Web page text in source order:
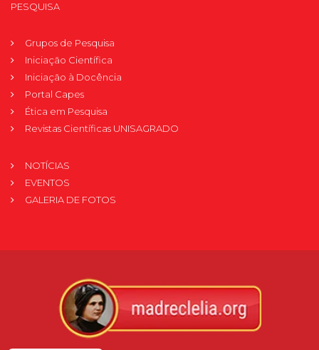
PESQUISA
Grupos de Pesquisa
Iniciação Científica
Iniciação à Docência
Portal Capes
Ética em Pesquisa
Revistas Científicas UNISAGRADO
NOTÍCIAS
EVENTOS
GALERIA DE FOTOS